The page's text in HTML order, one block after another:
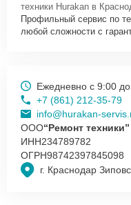
техники Hurakan в
Профильный сервис по
любой сложности с
г. Краснодар
Ежедневно с 9:00
+7 (861) 212-35-79
info@hurakan-
ООО“Ремонт техники”
ИНН234789782
ОГРН98742397845098